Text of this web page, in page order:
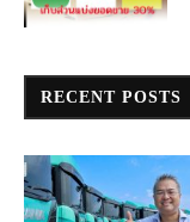
RECENT POSTS